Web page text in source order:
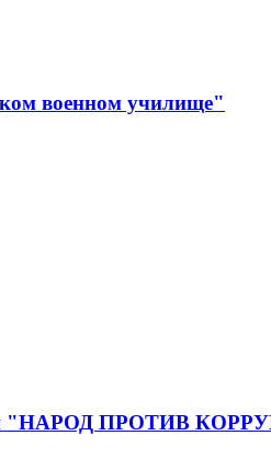
военном училище"
"НАРОД ПРОТИВ